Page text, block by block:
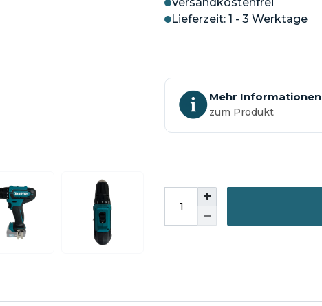
Lieferzeit: 1 - 3 Werktage
Mehr Informationen
zum Produkt